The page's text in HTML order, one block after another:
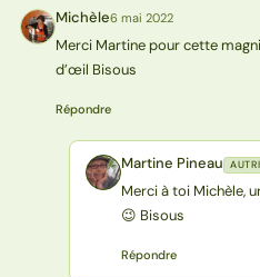
M Michèle6 mai 2022
Merci Martine pour cette
d’œil Bisous
Répondre
MP Martine Pineau
Merci à toi Michèle,
😉 Bisous
Répondre